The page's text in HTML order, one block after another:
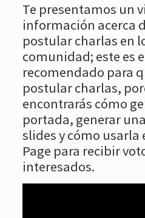
Te presentamos un
información acerca
postular charlas en
comunidad; este es
recomendado para
postular charlas,
encontrarás cómo
portada, generar
slides y cómo usarla
Page para recibir
interesados.